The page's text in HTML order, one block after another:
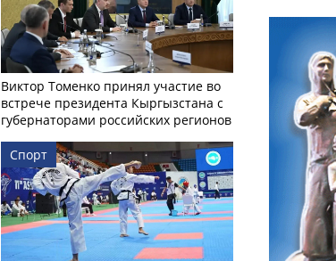
Виктор Томенко принял участие во
встрече президента Кыргызстана с
губернаторами российских регионов
Спорт